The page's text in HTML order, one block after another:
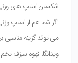
شکستن استپ های وزنی
اگر شما هم از استپ
می تواند گزینه مناسبی
ویدانگا، قهوه سبزف تخم